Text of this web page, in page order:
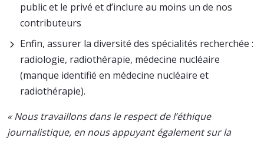
public et le privé et d’inclure au moins un de nos
contributeurs
Enfin, assurer la diversité des spécialités recherchée :
radiologie, radiothérapie, médecine nucléaire
(manque identifié en médecine nucléaire et
radiothérapie).
« Nous travaillons dans le respect de l’éthique
journalistique, en nous appuyant également sur la